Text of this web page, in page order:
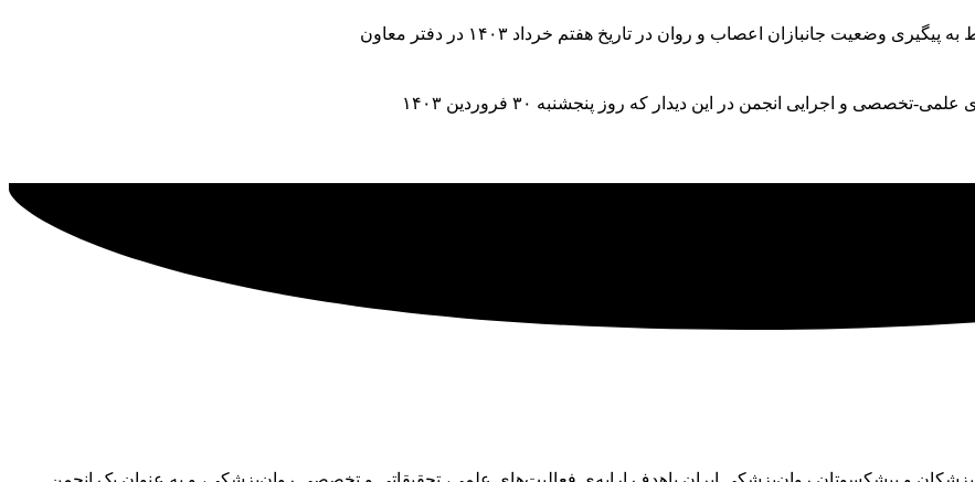
جانبازان اعصاب و روان در تاریخ هفتم خرداد ۱۴۰۳ در دفتر معاون
و اجرایی انجمن در این دیدار که روز پنجشنبه ۳۰ فروردین ۱۴۰۳